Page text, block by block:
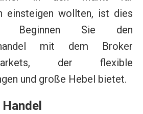
einsteigen wollten, ist dies
Beginnen Sie den
mit dem Broker
der flexible
und große Hebel bietet.